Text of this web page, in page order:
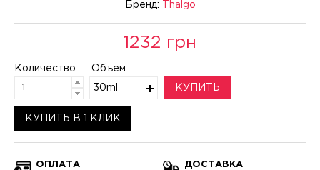
Бренд:
Thalgo
1232 грн
Количество Объем
30ml КУПИТЬ
КУПИТЬ В 1 КЛИК
ОПЛАТА ДОСТАВКА